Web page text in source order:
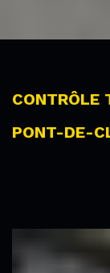
CONTRÔLE
PONT-DE-